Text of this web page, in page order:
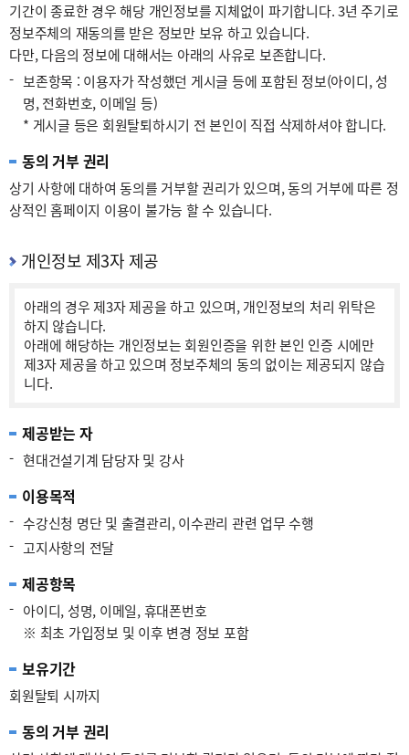
기간이 종료한 경우 해당 개인정보를 지체없이 파기합니다. 3년 주기로
정보주체의 재동의를 받은 정보만 보유 하고 있습니다.
다만, 다음의 정보에 대해서는 아래의 사유로 보존합니다.
- 보존항목 : 이용자가 작성했던 게시글 등에 포함된 정보(아이디, 성
명, 전화번호, 이메일 등)
* 게시글 등은 회원탈퇴하시기 전 본인이 직접 삭제하셔야 합니다.
동의 거부 권리
상기 사항에 대하여 동의를 거부할 권리가 있으며, 동의 거부에 따른 정
상적인 홈페이지 이용이 불가능 할 수 있습니다.
개인정보 제3자 제공
아래의 경우 제3자 제공을 하고 있으며, 개인정보의 처리 위탁은
하지 않습니다.
아래에 해당하는 개인정보는 회원인증을 위한 본인 인증 시에만
제3자 제공을 하고 있으며 정보주체의 동의 없이는 제공되지 않습
니다.
제공받는 자
- 현대건설기계 담당자 및 강사
이용목적
- 수강신청 명단 및 출결관리, 이수관리 관련 업무 수행
- 고지사항의 전달
제공항목
- 아이디, 성명, 이메일, 휴대폰번호
※ 최초 가입정보 및 이후 변경 정보 포함
보유기간
회원탈퇴 시까지
동의 거부 권리